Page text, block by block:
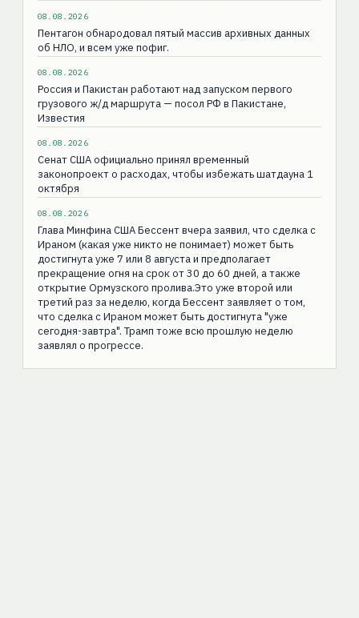
08.08.2026
Пентагон обнародовал пятый массив архивных данных
об НЛО, и всем уже пофиг.
08.08.2026
Россия и Пакистан работают над запуском первого
грузового ж/д маршрута — посол РФ в Пакистане,
Известия
08.08.2026
Сенат США официально принял временный
законопроект о расходах, чтобы избежать шатдауна 1
октября
08.08.2026
Глава Минфина США Бессент вчера заявил, что сделка с
Ираном (какая уже никто не понимает) может быть
достигнута уже 7 или 8 августа и предполагает
прекращение огня на срок от 30 до 60 дней, а также
открытие Ормузского пролива.Это уже второй или
третий раз за неделю, когда Бессент заявляет о том,
что сделка с Ираном может быть достигнута "уже
сегодня-завтра". Трамп тоже всю прошлую неделю
заявлял о прогрессе.